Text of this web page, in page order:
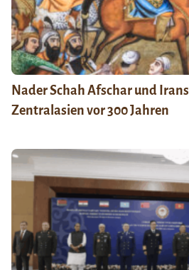
Nader Schah Afschar und
Zentralasien vor 300 Jahren